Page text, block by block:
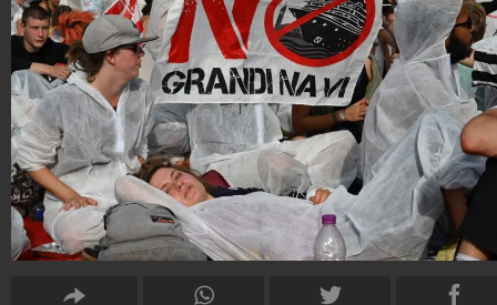
EleonoraDAmore
12.558.381-171 video-156 foto